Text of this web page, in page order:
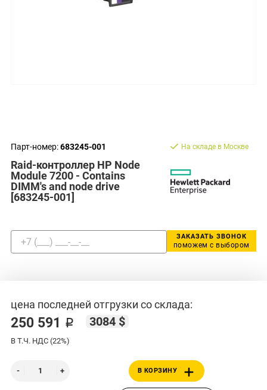
Парт-номер:683245-001
Raid-контроллер HP Node
Module 7200 - Contains
DIMM's and node drive
[683245-001]
На складе в Москве
ЗАКАЗАТЬ ЗВОНОК
поможем с выбором
цена последней отгрузки со склада:
250 591 ₽ 3084 $
В Т.Ч. НДС (22%)
В КОРЗИНУ